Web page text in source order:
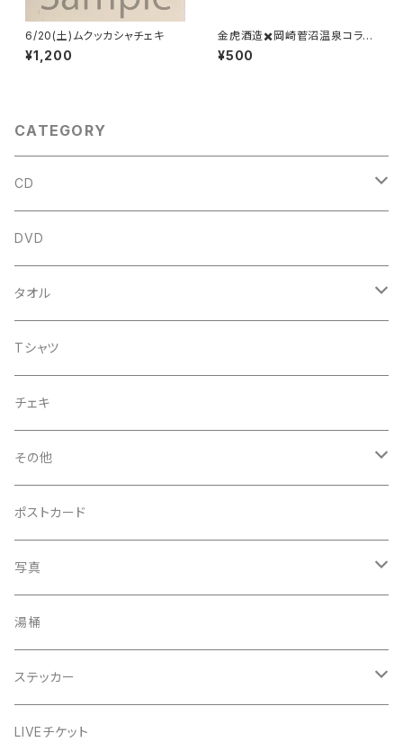
6/20(土)ムクッカシャチェキ
¥1,200
金虎酒造✖️岡崎菅沼温泉コラボ
温泉タオル
¥500
CATEGORY
CD
アルバム
企画CD
シングル
DVD
タオル
菅沼温泉タオル
菅沼エアーかおる
菅沼温泉ハンカチタオル
手ぬぐい
Tシャツ
チェキ
その他
コースター
うちわ
きんちゃく
マッチ
くつ下
ポストカード
写真
24節気少年
芒種風景
夏至風景
生写真
プロマイド（マルベル堂）
湯桶
ステッカー
24節気少年
LIVEチケット